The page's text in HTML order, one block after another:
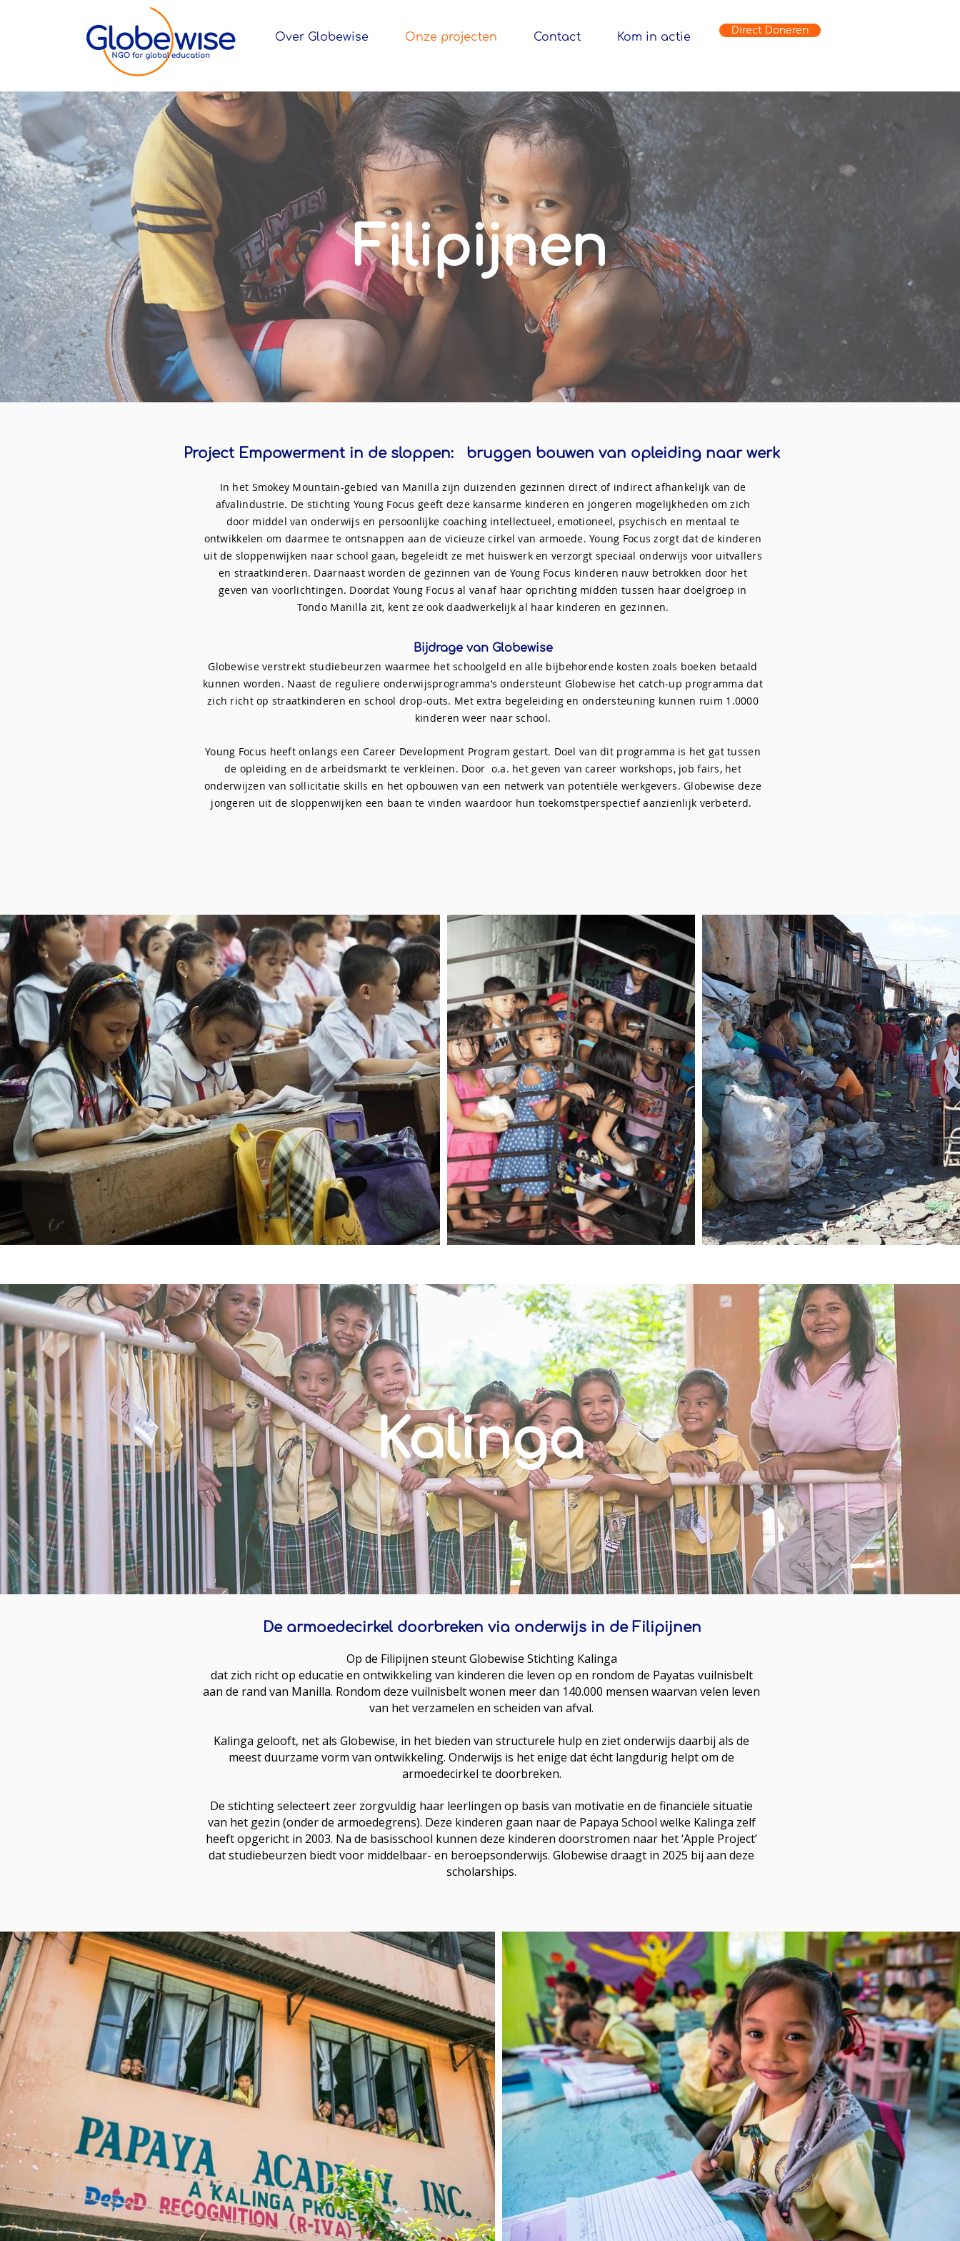
Over Globewise Onze projecten Contact Kom in actie
Direct Doneren
Filipijnen
Project Empowerment in de sloppen: bruggen bouwen van opleiding naar werk
In het Smokey Mountain-gebied van Manilla zijn duizenden gezinnen direct of indirect afhankelijk van de
afvalindustrie. De stichting Young Focus geeft deze kansarme kinderen en jongeren mogelijkheden om zich
door middel van onderwijs en persoonlijke coaching intellectueel, emotioneel, psychisch en mentaal te
ontwikkelen om daarmee te ontsnappen aan de vicieuze cirkel van armoede. Young Focus zorgt dat de kinderen
uit de sloppenwijken naar school gaan, begeleidt ze met huiswerk en verzorgt speciaal onderwijs voor uitvallers
en straatkinderen. Daarnaast worden de gezinnen van de Young Focus kinderen nauw betrokken door het
geven van voorlichtingen. Doordat Young Focus al vanaf haar oprichting midden tussen haar doelgroep in
Tondo Manilla zit, kent ze ook daadwerkelijk al haar kinderen en gezinnen.
Bijdrage van Globewise
Globewise verstrekt studiebeurzen waarmee het schoolgeld en alle bijbehorende kosten zoals boeken betaald
kunnen worden. Naast de reguliere onderwijsprogramma’s ondersteunt Globewise het catch-up programma dat
zich richt op straatkinderen en school drop-outs. Met extra begeleiding en ondersteuning kunnen ruim 1.0000
kinderen weer naar school.
Young Focus heeft onlangs een Career Development Program gestart. Doel van dit programma is het gat tussen
de opleiding en de arbeidsmarkt te verkleinen. Door o.a. het geven van career workshops, job fairs, het
onderwijzen van sollicitatie skills en het opbouwen van een netwerk van potentiële werkgevers. Globewise deze
jongeren uit de sloppenwijken een baan te vinden waardoor hun toekomstperspectief aanzienlijk verbeterd.
Kalinga
De armoedecirkel doorbreken via onderwijs in de Filipijnen
Op de Filipijnen steunt Globewise Stichting Kalinga
dat zich richt op educatie en ontwikkeling van kinderen die leven op en rondom de Payatas vuilnisbelt
aan de rand van Manilla. Rondom deze vuilnisbelt wonen meer dan 140.000 mensen waarvan velen leven
van het verzamelen en scheiden van afval.
Kalinga gelooft, net als Globewise, in het bieden van structurele hulp en ziet onderwijs daarbij als de
meest duurzame vorm van ontwikkeling. Onderwijs is het enige dat écht langdurig helpt om de
armoedecirkel te doorbreken.
De stichting selecteert zeer zorgvuldig haar leerlingen op basis van motivatie en de financiële situatie
van het gezin (onder de armoedegrens). Deze kinderen gaan naar de Papaya School welke Kalinga zelf
heeft opgericht in 2003. Na de basisschool kunnen deze kinderen doorstromen naar het ‘Apple Project’
dat studiebeurzen biedt voor middelbaar- en beroepsonderwijs. Globewise draagt in 2025 bij aan deze
scholarships.